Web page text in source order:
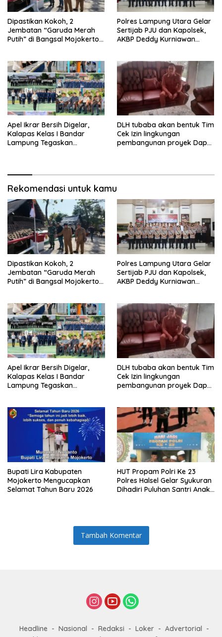
Dipastikan Kokoh, 2
Jembatan “Garuda Merah
Putih” di Bangsal Mojokerto
Polres Lampung Utara Gelar
Sertijab PJU dan Kapolsek,
AKBP Deddy Kurniawan
Apel Ikrar Bersih Digelar,
Kalapas Kelas I Bandar
Lampung Tegaskan
DLH tubaba akan bentuk Tim
Cek Izin lingkungan
pembangunan proyek Dapur
Rekomendasi untuk kamu
Dipastikan Kokoh, 2
Jembatan “Garuda Merah
Putih” di Bangsal Mojokerto
Polres Lampung Utara Gelar
Sertijab PJU dan Kapolsek,
AKBP Deddy Kurniawan
Apel Ikrar Bersih Digelar,
Kalapas Kelas I Bandar
Lampung Tegaskan
DLH tubaba akan bentuk Tim
Cek Izin lingkungan
pembangunan proyek Dapur
Bupati Lira Kabupaten
Mojokerto Mengucapkan
Selamat Tahun Baru 2026
HUT Propam Polri Ke 23
Polres Halsel Gelar Syukuran
Dihadiri Puluhan Santri Anak
Tambah Komentar
Headline Nasional Redaksi Loker
Advertorial